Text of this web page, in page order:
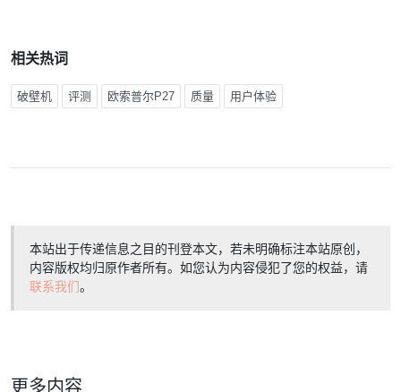
相关热词
破壁机 评测 欧索普尔P27 质量 用户体验
本站出于传递信息之目的刊登本文，若未明确标注本站原创，
内容版权均归原作者所有。如您认为内容侵犯了您的权益，请
联系我们。
更多内容